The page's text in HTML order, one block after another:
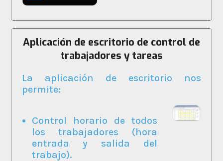
Aplicación de escritorio de control de
trabajadores y tareas
La aplicación de escritorio nos
permite:
Control horario de todos
los trabajadores (hora
entrada y salida del
trabajo).